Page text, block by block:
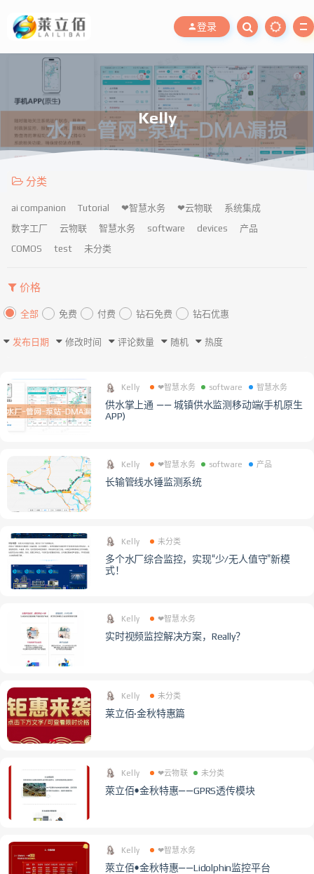
登录
Kelly
分类
ai companion Tutorial ❤智慧水务 ❤云物联
系统集成
数字工厂
云物联 智慧水务 software devices
产品
COMOS
test 未分类
价格
全部 免费 付费 钻石免费 钻石优惠
发布日期 修改时间 评论数量 随机 热度
Kelly ❤智慧水务 software 智慧水务
供水掌上通 —— 城镇供水监测移动端(手机原生
APP)
Kelly ❤智慧水务 software 产品
长输管线水锤监测系统
Kelly 未分类
多个水厂综合监控，实现“少/无人值守”新模
式！
Kelly ❤智慧水务
实时视频监控解决方案，Really？
Kelly 未分类
莱立佰·金秋特惠篇
Kelly ❤云物联 未分类
萊立佰•金秋特惠——GPRS透传模块
Kelly ❤智慧水务
萊立佰•金秋特惠——Lidolphin监控平台